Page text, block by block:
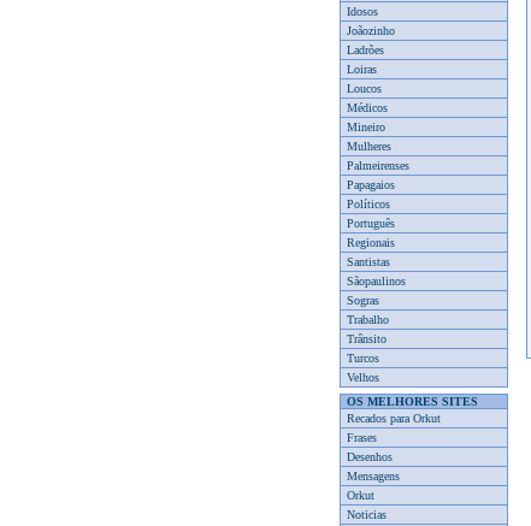
Idosos
Joãozinho
Ladrões
Loiras
Loucos
Médicos
Mineiro
Mulheres
Palmeirenses
Papagaios
Políticos
Português
Regionais
Santistas
Sãopaulinos
Sogras
Trabalho
Trânsito
Turcos
Velhos
OS MELHORES SITES
Recados para Orkut
Frases
Desenhos
Mensagens
Orkut
Noticias